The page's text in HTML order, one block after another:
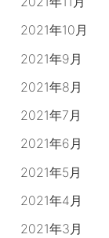
2021年10月
2021年9月
2021年8月
2021年7月
2021年6月
2021年5月
2021年4月
2021年3月